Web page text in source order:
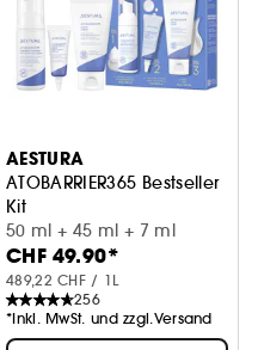
AESTURA
ATOBARRIER365 Bestseller
Kit
Mini-Gesichtspflege-
50 ml + 45 ml + 7 ml
CHF 49.90*
489,22 CHF / 1L
256
*Inkl. MwSt. und zzgl.Versand